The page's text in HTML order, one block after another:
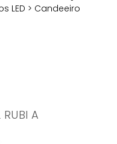
LED > Candeeiro
RUBI A